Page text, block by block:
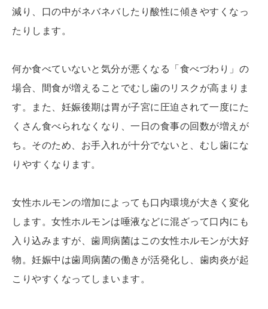
減り、口の中がネバネバしたり酸性に傾きやすくなっ
たりします。
何か食べていないと気分が悪くなる「食べづわり」の
場合、間食が増えることでむし歯のリスクが高まりま
す。また、妊娠後期は胃が子宮に圧迫されて一度にた
くさん食べられなくなり、一日の食事の回数が増えが
ち。そのため、お手入れが十分でないと、むし歯にな
りやすくなります。
女性ホルモンの増加によっても口内環境が大きく変化
します。女性ホルモンは唾液などに混ざって口内にも
入り込みますが、歯周病菌はこの女性ホルモンが大好
物。妊娠中は歯周病菌の働きが活発化し、歯肉炎が起
こりやすくなってしまいます。